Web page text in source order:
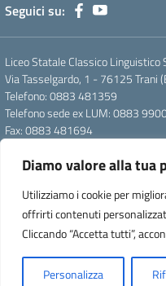
Diamo valore alla tua
Utilizziamo i cookie per
offrirti contenuti
Cliccando “Accetta tutti”,
Personalizza
Seguici su:
Liceo Statale Classico Linguistico
Via Tasselgardo, 1 - 76125 Trani
Telefono: 0883 481359
Telefono sede ex LUM: 0883
Fax: 0883 481694
Pec:
Codice Meccanografico:
- Codice Univoco d'ufficio: